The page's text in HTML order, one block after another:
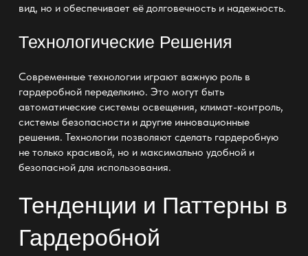
вид, но и обеспечивает её долговечность и надежность.
Технологические Решения
Современные технологии играют важную роль в
гардеробной переделкино. Это могут быть
автоматические системы освещения, климат-контроль,
системы безопасности и другие инновационные
решения. Технологии позволяют сделать гардеробную
не только красивой, но и максимально удобной и
безопасной для использования.
Тенденции и Паттерны в
Гардеробной